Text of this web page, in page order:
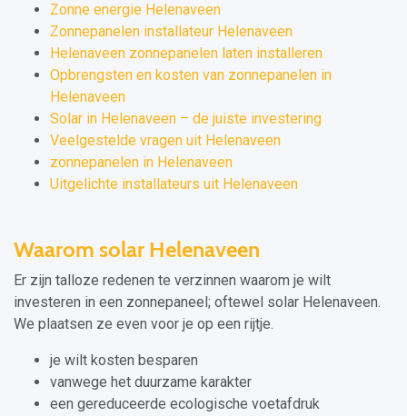
Zonne energie Helenaveen
Zonnepanelen installateur Helenaveen
Helenaveen zonnepanelen laten installeren
Opbrengsten en kosten van zonnepanelen in
Helenaveen
Solar in Helenaveen – de juiste investering
Veelgestelde vragen uit Helenaveen
zonnepanelen in Helenaveen
Uitgelichte installateurs uit Helenaveen
Waarom solar Helenaveen
Er zijn talloze redenen te verzinnen waarom je wilt
investeren in een zonnepaneel; oftewel solar Helenaveen.
We plaatsen ze even voor je op een rijtje.
je wilt kosten besparen
vanwege het duurzame karakter
een gereduceerde ecologische voetafdruk